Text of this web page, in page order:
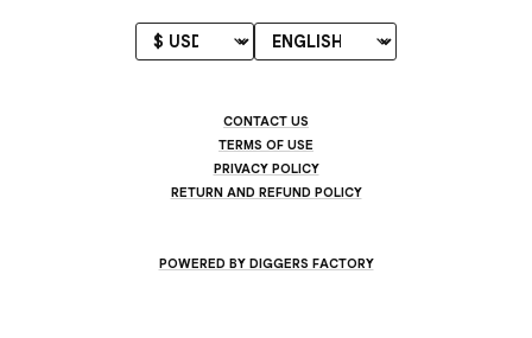
CONTACT US
TERMS OF USE
PRIVACY POLICY
RETURN AND REFUND POLICY
POWERED BY DIGGERS FACTORY